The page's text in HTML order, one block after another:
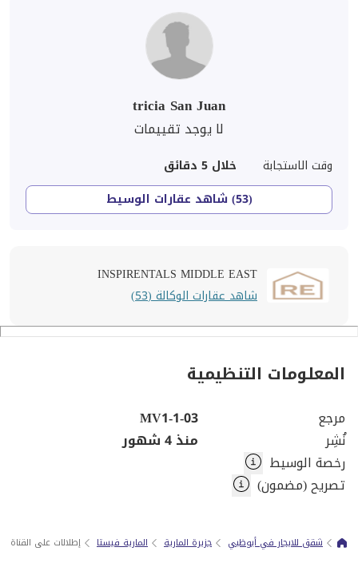
tricia San Juan
لا يوجد تقييمات
وقت الاستجابة
خلال 5 دقائق
(53) شاهد عقارات الوسيط
INSPIRENTALS MIDDLE EAST
شاهد عقارات الوكالة (53)
المعلومات التنظيمية
مرجع
MV1-1-03
نُشِر
منذ 4 شهور
رخصة الوسيط
تصريح (مضمون)
شقق للايجار في أبوظبي جزيرة المارية المارية فيستا إطلالات على القناة | 5 دقائق سيرًا على الأقدام من منطقة بوابة أبوظبي العالمية، غاليريا، كليفلاند